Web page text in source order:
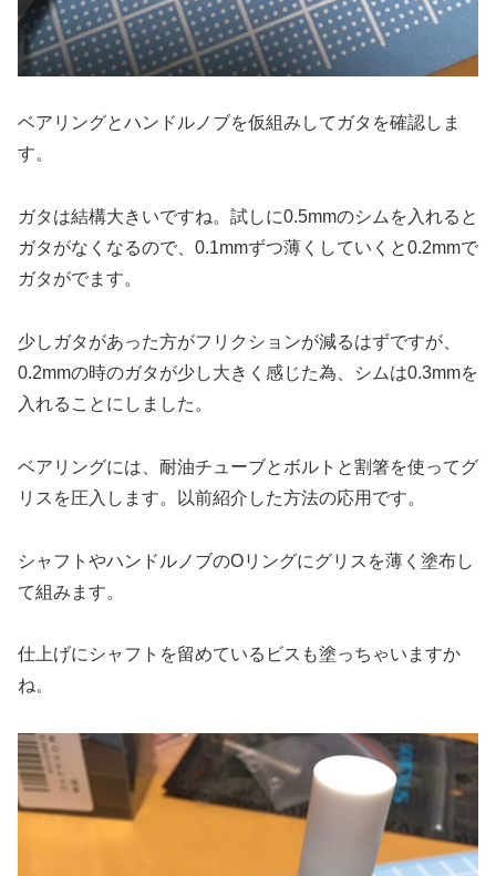
ベアリングとハンドルノブを仮組みしてガタを確認しま
す。
ガタは結構大きいですね。試しに0.5mmのシムを入れると
ガタがなくなるので、0.1mmずつ薄くしていくと0.2mmで
ガタがでます。
少しガタがあった方がフリクションが減るはずですが、
0.2mmの時のガタが少し大きく感じた為、シムは0.3mmを
入れることにしました。
ベアリングには、耐油チューブとボルトと割箸を使ってグ
リスを圧入します。以前紹介した方法の応用です。
シャフトやハンドルノブのOリングにグリスを薄く塗布し
て組みます。
仕上げにシャフトを留めているビスも塗っちゃいますか
ね。